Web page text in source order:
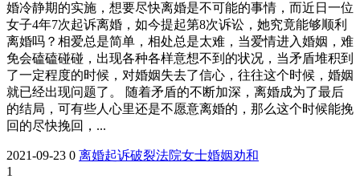
婚冷静期的实施，想要尽快离婚是不可能的事情，而近日一位
女子4年7次起诉离婚，如今提起第8次诉讼，她究竟能够顺利
离婚吗？相爱总是简单，相处总是太难，当爱情进入婚姻，难
免会磕磕碰碰，出现各种各样意想不到的状况，当矛盾堆积到
了一定程度的时候，对婚姻失去了信心，往往这个时候，婚姻
就已经出现问题了。 随着矛盾的不断加深，离婚成为了最后
的结局，可有些人心里还是不愿意离婚的，那么这个时候能挽
回的尽快挽回，...
2021-09-23 0 离婚起诉破裂法院女士婚姻劝和
1